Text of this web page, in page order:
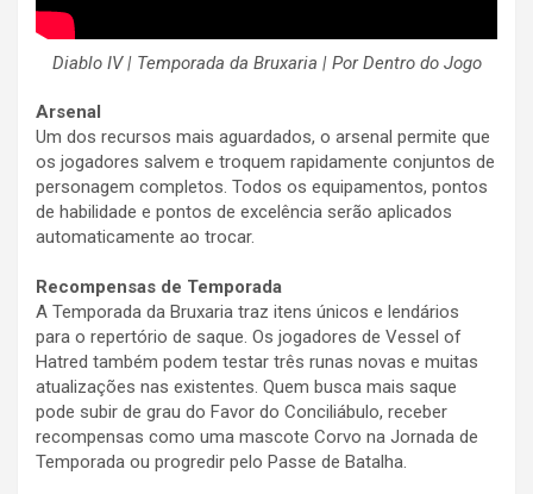
Diablo IV | Temporada da Bruxaria | Por Dentro do Jogo
Arsenal
Um dos recursos mais aguardados, o arsenal permite que
os jogadores salvem e troquem rapidamente conjuntos de
personagem completos. Todos os equipamentos, pontos
de habilidade e pontos de excelência serão aplicados
automaticamente ao trocar.
Recompensas de Temporada
A Temporada da Bruxaria traz itens únicos e lendários
para o repertório de saque. Os jogadores de Vessel of
Hatred também podem testar três runas novas e muitas
atualizações nas existentes. Quem busca mais saque
pode subir de grau do Favor do Conciliábulo, receber
recompensas como uma mascote Corvo na Jornada de
Temporada ou progredir pelo Passe de Batalha.